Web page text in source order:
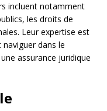
incluent notamment
les droits de
Leur expertise est
dans le
assurance juridique